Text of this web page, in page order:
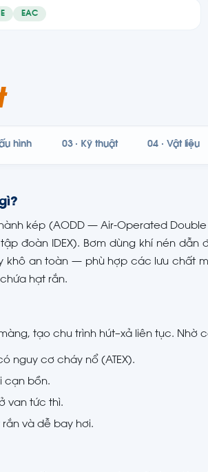
EAC
hình 03 · Kỹ thuật 04 · Vật liệu
kép (AODD — Air-Operated
đoàn IDEX). Bơm dùng khí nén
an toàn — phù hợp các lưu chất
hạt rắn.
tạo chu trình hút–xả liên tục. Nhờ
nguy cơ cháy nổ (ATEX).
cạn bồn.
van tức thì.
và dễ bay hơi.